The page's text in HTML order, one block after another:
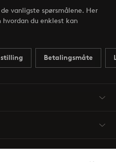
vanligste spørsmålene. Her
du enklest kan
Betalingsmåte